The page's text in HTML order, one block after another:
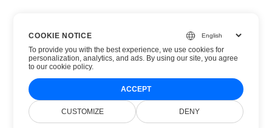
COOKIE NOTICE
To provide you with the best experience, we use cookies for
personalization, analytics, and ads. By using our site, you agree
toour cookie policy.
ACCEPT
CUSTOMIZE DENY